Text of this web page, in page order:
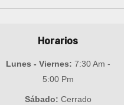
Horarios
Lunes - Viernes: 7:30 Am -
5:00 Pm
Sábado: Cerrado